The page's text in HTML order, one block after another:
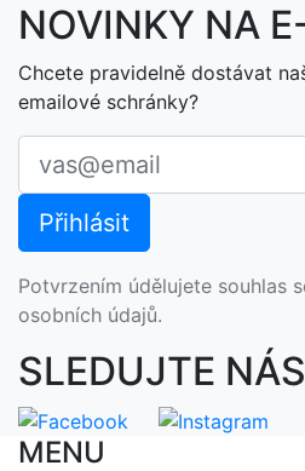
NOVINKY NA
Chcete pravidelně dostávat
emailové schránky?
Potvrzením údělujete souhlas
osobních údajů.
SLEDUJTE NÁS
MENU